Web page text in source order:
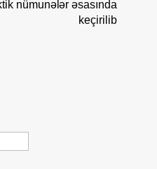
nümunələr əsasında
keçirilib